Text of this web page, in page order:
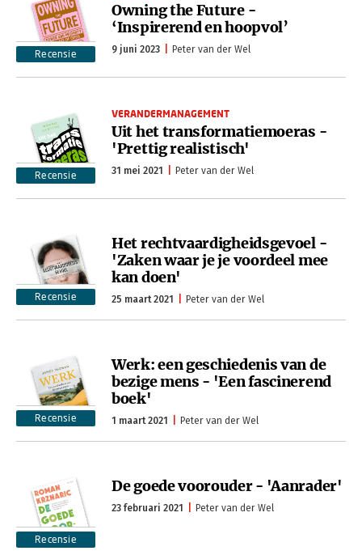
Recensie
Owning the Future -
‘Inspirerend en hoopvol’
9 juni 2023 Peter van der Wel
Recensie
VERANDERMANAGEMENT
Uit het transformatiemoeras -
'Prettig realistisch'
31 mei 2021 Peter van der Wel
Recensie
Het rechtvaardigheidsgevoel -
'Zaken waar je je voordeel mee
kan doen'
25 maart 2021 Peter van der Wel
Recensie
Werk: een geschiedenis van de
bezige mens - 'Een fascinerend
boek'
1 maart 2021 Peter van der Wel
Recensie
De goede voorouder - 'Aanrader'
23 februari 2021 Peter van der Wel